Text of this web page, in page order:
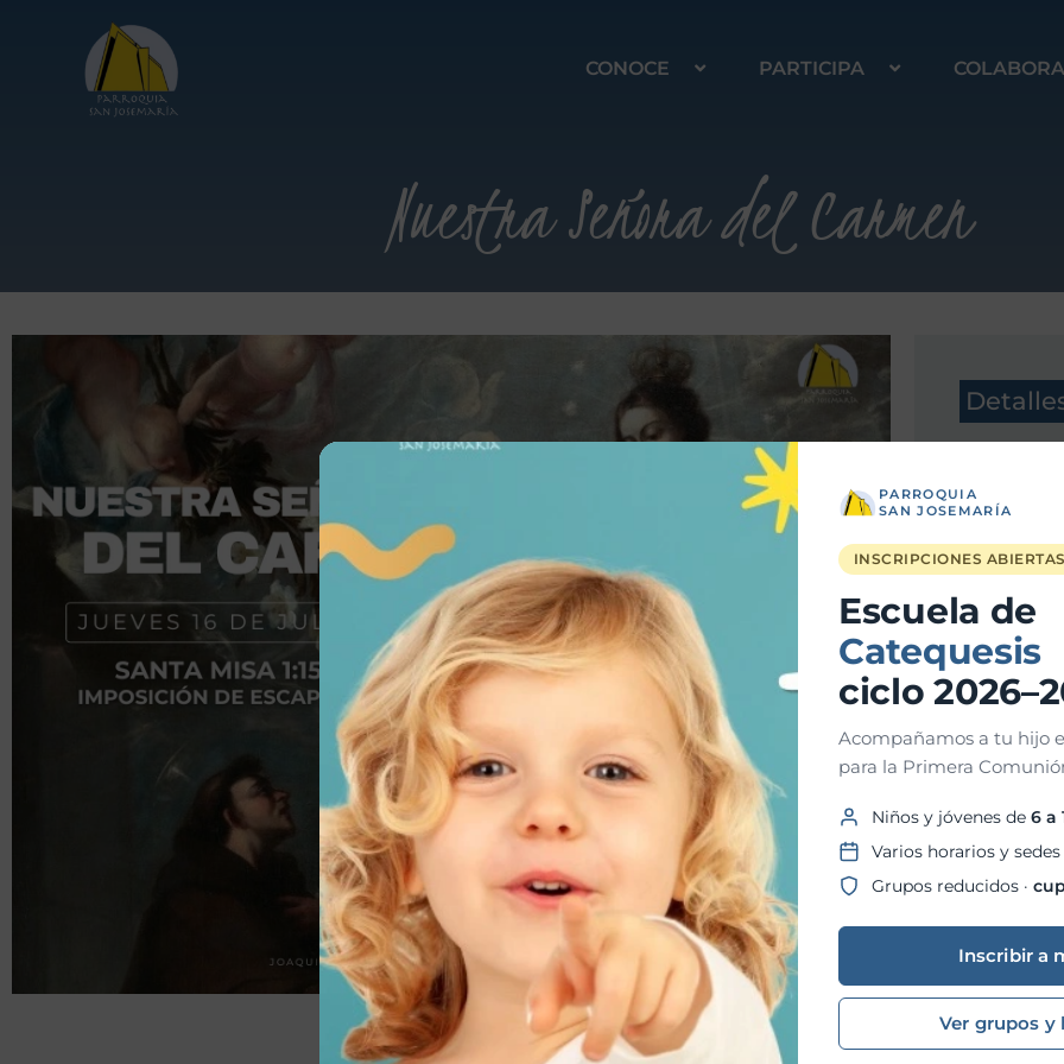
CONOCE PARTICIPA COLABORA
Nuestra Señora del Carmen
PARROQUIA
SAN JOSEMARÍA
INSCRIPCIONES ABIERTAS
Escuela de
Catequesis
ciclo
Acompañamos a tu hijo
para la Primera
Niños y jóvenes de 6 a
Varios horarios y sedes
Grupos reducidos ·
Inscribir a
Ver grupos y